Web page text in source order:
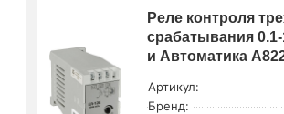
Реле контроля
срабатывания
и Автоматика
Артикул:
Бренд: